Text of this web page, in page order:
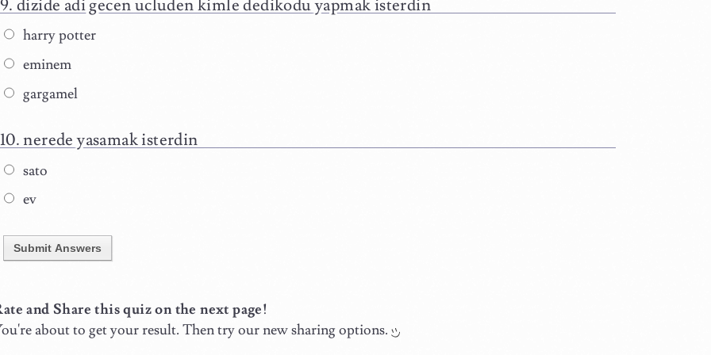
dizide adi gecen ucluden kimle dedikodu yapmak isterdin
harry potter
eminem
gargamel
nerede yasamak isterdin
sato
ev
Submit Answers
and Share this quiz on the next page!
about to get your result. Then try our new sharing options.